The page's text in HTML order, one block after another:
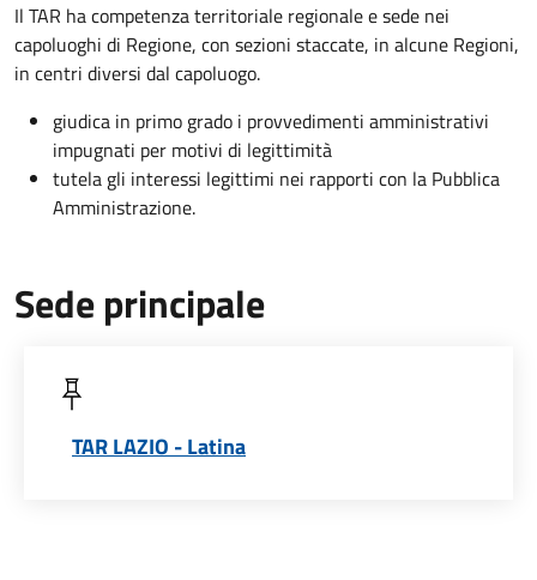
Il TAR ha competenza territoriale regionale e sede nei
capoluoghi di Regione, con sezioni staccate, in alcune Regioni,
in centri diversi dal capoluogo.
giudica in primo grado i provvedimenti amministrativi
impugnati per motivi di legittimità
tutela gli interessi legittimi nei rapporti con la Pubblica
Amministrazione.
Sede principale
TAR LAZIO - Latina